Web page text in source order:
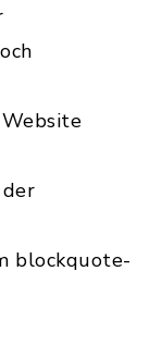
blockquote-